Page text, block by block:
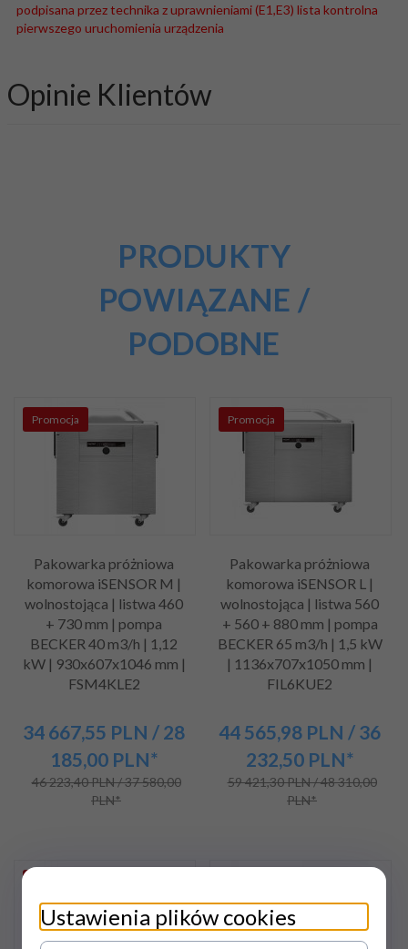
podpisana przez technika z uprawnieniami (E1,E3) lista kontrolna
pierwszego uruchomienia urządzenia
Opinie Klientów
PRODUKTY
POWIĄZANE /
PODOBNE
Promocja
Pakowarka próżniowa
komorowa iSENSOR M |
wolnostojąca | listwa 460
+ 730 mm | pompa
BECKER 40 m3/h | 1,12
kW | 930x607x1046 mm |
FSM4KLE2
34 667,55 PLN / 28
185,00 PLN*
46 223,40 PLN / 37 580,00
PLN*
Promocja
Pakowarka próżniowa
komorowa iSENSOR L |
wolnostojąca | listwa 560
+ 560 + 880 mm | pompa
BECKER 65 m3/h | 1,5 kW
| 1136x707x1050 mm |
FIL6KUE2
44 565,98 PLN / 36
232,50 PLN*
59 421,30 PLN / 48 310,00
PLN*
Ustawienia plików cookies